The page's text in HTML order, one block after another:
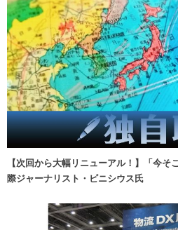
【次回から大幅リニューアル！】「今
際ジャーナリスト・ビニシウス氏